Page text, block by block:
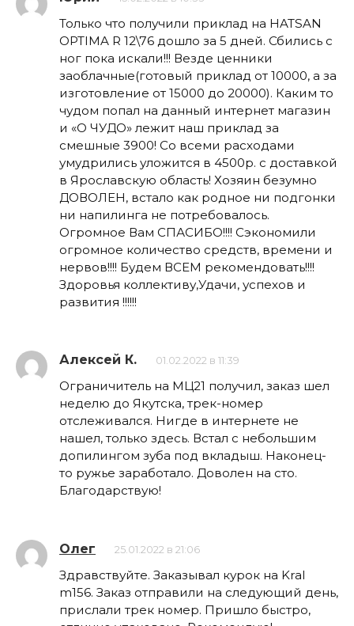
Только что получили приклад на HATSAN
OPTIMA R 12\76 дошло за 5 дней. Сбились с
ног пока искали!!! Везде ценники
заоблачные(готовый приклад от 10000, а за
изготовление от 15000 до 20000). Каким то
чудом попал на данный интернет магазин
и «О ЧУДО» лежит наш приклад за
смешные 3900! Со всеми расходами
умудрились уложится в 4500р. с доставкой
в Ярославскую область! Хозяин безумно
ДОВОЛЕН, встало как родное ни подгонки
ни напилинга не потребовалось.
Огромное Вам СПАСИБО!!!! Сэкономили
огромное количество средств, времени и
нервов!!!! Будем ВСЕМ рекомендовать!!!!
Здоровья коллективу,Удачи, успехов и
развития !!!!!!
Алексей К. 01.02.2022 в 11:39
Ограничитель на МЦ21 получил, заказ шел
неделю до Якутска, трек-номер
отслеживался. Нигде в интернете не
нашел, только здесь. Встал с небольшим
допилингом зуба под вкладыш. Наконец-
то ружье заработало. Доволен на сто.
Благодарствую!
Олег 25.01.2022 в 21:06
Здравствуйте. Заказывал курок на Kral
m156. Заказ отправили на следующий день,
прислали трек номер. Пришло быстро,